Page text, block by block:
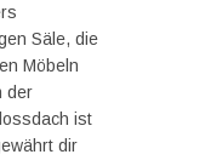
Säle, die
Möbeln
der
ist
dir